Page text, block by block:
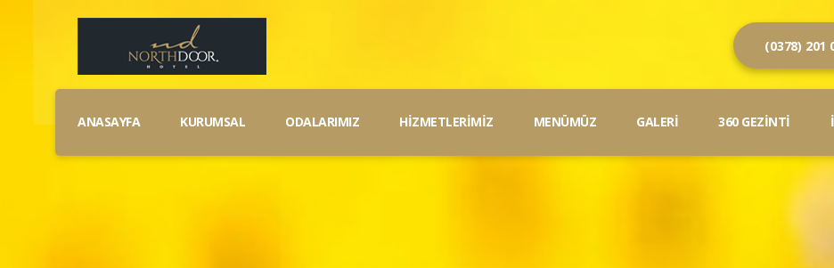
(0378) 201
ANASAYFA KURUMSAL ODALARIMIZ HİZMETLERİMİZ MENÜMÜZ GALERİ 360 GEZİNTİ